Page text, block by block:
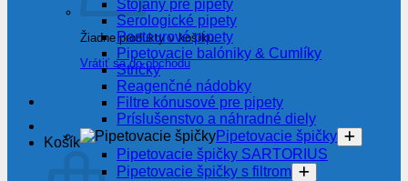
Žiadne produkty v košíku.
Vrátiť sa do obchodu
Košík
Stojany pre pipety
Serologické pipety
Pasteurové pipety
Pipetovacie balóniky & Cumlíky
Stričky
Reagenčné nádobky
Filtre kónusové pre pipety
Príslušenstvo a náhradné diely
Pipetovacie špičky
Pipetovacie špičky SARTORIUS
Pipetovacie špičky s filtrom